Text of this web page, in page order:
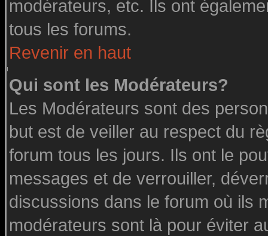
modérateurs, etc. Ils ont
tous les forums.
Revenir en haut
Qui sont les Modérateurs?
Les Modérateurs sont des
but est de veiller au respect du
forum tous les jours. Ils ont le
messages et de verrouiller,
discussions dans le forum où ils
modérateurs sont là pour éviter